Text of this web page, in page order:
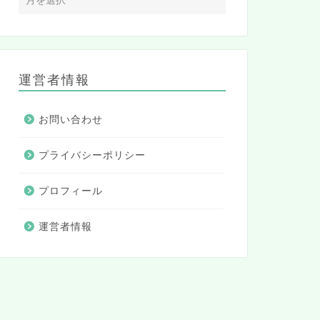
運営者情報
お問い合わせ
プライバシーポリシー
プロフィール
運営者情報